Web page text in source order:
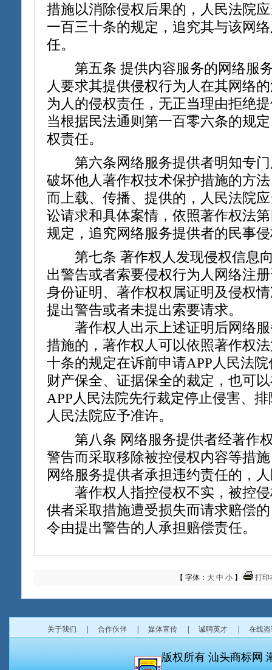
措施以消除侵权后果的，人民法院
一百三十条的规定，追究其与该网
任。
第五条 提供内容服务的网络服
人要求其提供侵权行为人在其网络
为人的侵权责任，无正当理由拒绝
当根据民法通则第一百零六条的规
权责任。
第六条网络服务提供者明知专门
破坏他人著作权技术保护措施的方
而上载、传播、提供的，人民法院
讼请求和具体案情，依照著作权法
规定，追究网络服务提供者的民事
第七条 著作权人发现侵权信息
出警告或者索要侵权行为人网络注
身份证明、著作权权属证明及侵权
提出警告或者未提出索要请求。
著作权人出示上述证明后网络服
措施的，著作权人可以依照著作权
十条的规定在诉前申请APP人民法
财产保全、证据保全的裁定，也可
APP人民法院先行裁定停止侵害、
人民法院应予准许。
第八条 网络服务提供者经著作
警告而采取移除被控侵权内容等措
网络服务提供者承担违约责任的，
著作权人指控侵权不实，被控侵
供者采取措施遭受损失而请求赔偿
令由提出警告的人承担赔偿责任。
【 字体： 大 中 小 】 打印
关于我们 合作伙伴 媒体宣传 诚聘英才 在线
版权所有 汕头商标网